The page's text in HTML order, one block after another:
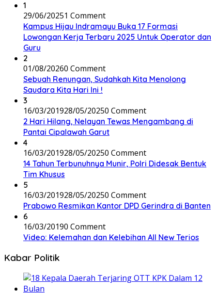
1
29/06/20251 Comment
Kampus Hijau Indramayu Buka 17 Formasi
Lowongan Kerja Terbaru 2025 Untuk Operator dan
Guru
2
01/08/20260 Comment
Sebuah Renungan, Sudahkah Kita Menolong
Saudara Kita Hari Ini !
3
16/03/201928/05/20250 Comment
2 Hari Hilang, Nelayan Tewas Mengambang di
Pantai Cipalawah Garut
4
16/03/201928/05/20250 Comment
14 Tahun Terbunuhnya Munir, Polri Didesak Bentuk
Tim Khusus
5
16/03/201928/05/20250 Comment
Prabowo Resmikan Kantor DPD Gerindra di Banten
6
16/03/20190 Comment
Video: Kelemahan dan Kelebihan All New Terios
Kabar Politik